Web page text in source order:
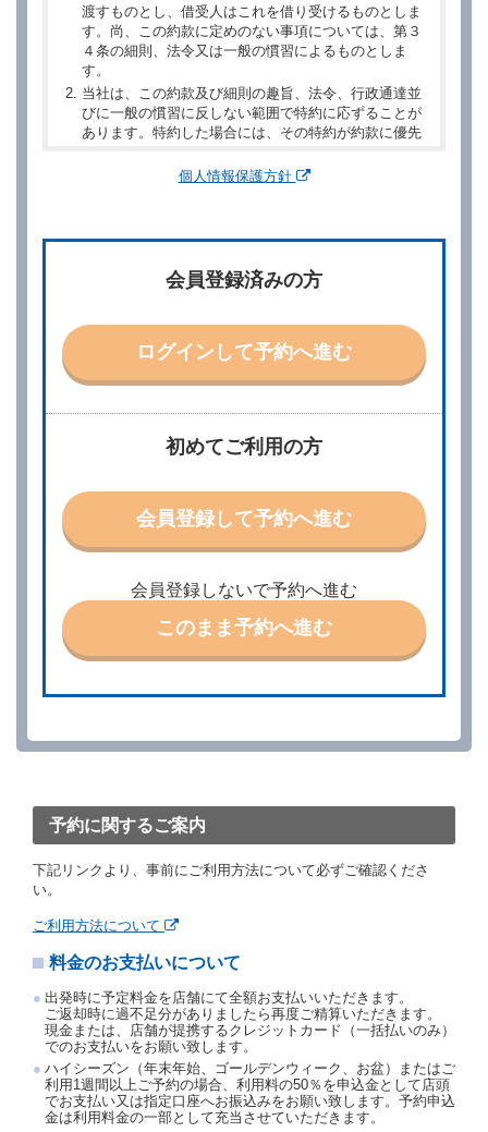
渡すものとし、借受人はこれを借り受けるものとしま
す。尚、この約款に定めのない事項については、第３
４条の細則、法令又は一般の慣習によるものとしま
す。
当社は、この約款及び細則の趣旨、法令、行政通達並
びに一般の慣習に反しない範囲で特約に応ずることが
あります。特約した場合には、その特約が約款に優先
別に定める料金表等に同意のうえ、別に定める方法に
他の借受条件（以下「借受条件」といいます。）を明
示して予約の申込みを行うことができます。なお、当
社は、電話連絡並びに電子メールによる予約に応じま
責任を負わないものとします。
当社は、借受人から予約の申込みがあったときは、原
則として、当社の保有するレンタカーの範囲内で予約
特に認める場合を除き、別に定める予約申込金を支払
うものとします。
第３条（予約の変更）
ときは、あらかじめ当社の承諾を受けなければならな
いものとします。
第４条（予約の取消し等）
ができます。
を１時間以上経過してもレンタカー貸渡契約（以下
約取消手数料を当社に支払うものとし、当社は、この
予約取消手数料の支払いがあったときは、受領済の予
約申込金を借受人に返還するものとします。
当社の都合により、予約が取り消されたとき、又は貸
約申込金を返還するものとします。
若しくは当社のいずれの責にもよらない事由により貸
たものとします。この場合、当社は受領済の予約申込
金を返還するものとします。
第５条（代替レンタカー）
当社は、借受人から予約のあった車種クラスのレンタ
カーを貸し渡すことができないときは、予約と異なる
車種クラスのレンタカー（以下「代替レンタカー」と
個人情報保護方針
初めてご利用の方
会員登録して予約へ進む
会員登録しないで予約へ進む
このまま予約へ進む
会員登録済みの方
ログインして予約へ進む
予約に関するご案内
下記リンクより、事前にご利用方法について必ずご確認くださ
い。
ご利用方法について
料金のお支払いについて
出発時に予定料金を店舗にて全額お支払いいただきます。
ご返却時に過不足分がありましたら再度ご精算いただきます。
現金または、店舗が提携するクレジットカード（一括払いのみ）
でのお支払いをお願い致します。
ハイシーズン（年末年始、ゴールデンウィーク、お盆）またはご
利用1週間以上ご予約の場合、利用料の50％を申込金として店頭
でお支払い又は指定口座へお振込みをお願い致します。予約申込
金は利用料金の一部として充当させていただきます。